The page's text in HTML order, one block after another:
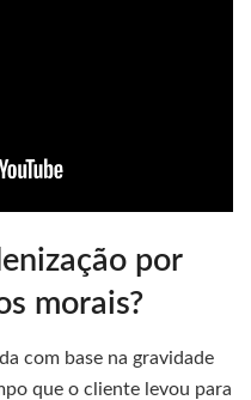
por
morais?
com base na gravidade
que o cliente levou para